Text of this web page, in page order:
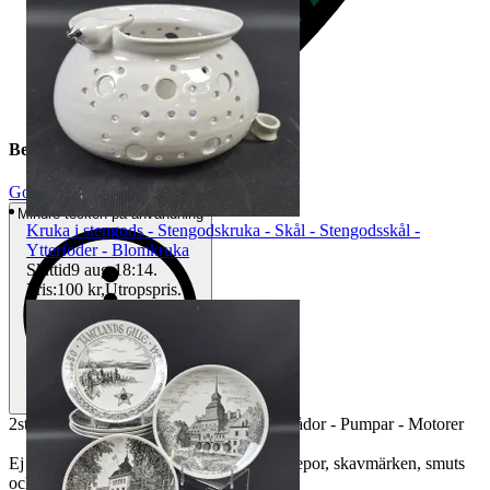
Beskrivning
Gott använt skick
Mindre tecken på användning
2st kugghjulspumpar & lagerlådor - Plastlådor - Pumpar - Motorer
Ej funktionstestade. Bruksslitage så som repor, skavmärken, smuts
och fläckar. Se bilder.
Kruka i stengods - Stengodskruka - Skål - Stengodsskål -
Ytterfoder - Blomkruka
Sluttid9 aug 18:14.
Pris:100 kr,Utropspris.